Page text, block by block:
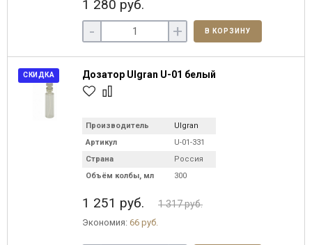
1 280 руб.
- + В КОРЗИНУ
СКИДКА Дозатор Ulgran U-01 белый
Производитель
Ulgran
Артикул
U-01-331
Страна
Россия
Объём колбы, мл
300
1 251 руб. 1 317 руб.
Экономия: 66 руб.